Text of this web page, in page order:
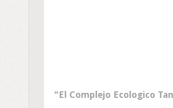
El Complejo Ecologico